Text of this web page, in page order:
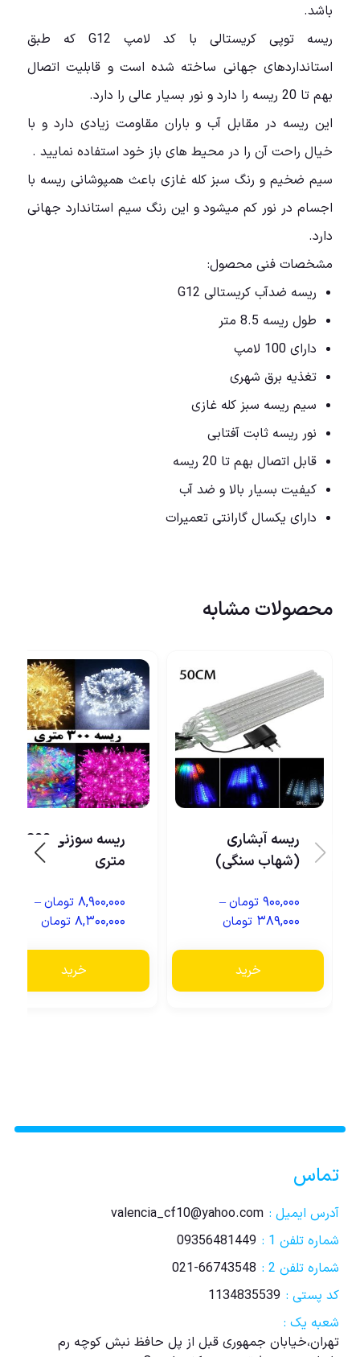
باشد.
ریسه توپی کریستالی با کد لامپ G12 که طبق
استانداردهای جهانی ساخته شده است و قابلیت اتصال
بهم تا 20 ریسه را دارد و نور بسیار عالی را دارد.
این ریسه در مقابل آب و باران مقاومت زیادی دارد و با
خیال راحت آن را در محیط های باز خود استفاده نمایید .
سیم ضخیم و رنگ سبز کله غازی باعث همپوشانی ریسه با
اجسام در نور کم میشود و این رنگ سیم استاندارد جهانی
دارد.
مشخصات فنی محصول:
ریسه ضدآب کریستالی G12
طول ریسه 8.5 متر
دارای 100 لامپ
تغذیه برق شهری
سیم ریسه سبز کله غازی
نور ریسه ثابت آفتابی
قابل اتصال بهم تا 20 ریسه
کیفیت بسیار بالا و ضد آب
دارای یکسال گارانتی تعمیرات
محصولات مشابه
ریسه آبشاری
(شهاب سنگی)
۹۰۰,۰۰۰ تومان–
۳۸۹,۰۰۰ تومان
خرید
ریسه سوزنی 300
متری
۸,۹۰۰,۰۰۰ تومان–
۸,۳۰۰,۰۰۰ تومان
خرید
تماس
آدرس ایمیل : valencia_cf10@yahoo.com
شماره تلفن 1 :
09356481449
شماره تلفن 2 :
021-66743548
کد پستی : 1134835539
شعبه یک :
تهران،خیابان جمهوری قبل از پل حافظ نبش کوچه رم